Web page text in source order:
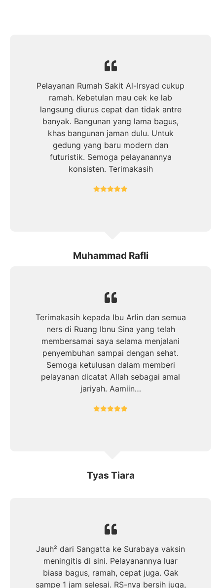
Pelayanan Rumah Sakit Al-Irsyad cukup
ramah. Kebetulan mau cek ke lab
langsung diurus cepat dan tidak antre
banyak. Bangunan yang lama bagus,
khas bangunan jaman dulu. Untuk
gedung yang baru modern dan
futuristik. Semoga pelayanannya
konsisten. Terimakasih
Muhammad Rafli
Terimakasih kepada Ibu Arlin dan semua
ners di Ruang Ibnu Sina yang telah
membersamai saya selama menjalani
penyembuhan sampai dengan sehat.
Semoga ketulusan dalam memberi
pelayanan dicatat Allah sebagai amal
jariyah. Aamiin…
Tyas Tiara
Jauh² dari Sangatta ke Surabaya vaksin
meningitis di sini. Pelayanannya luar
biasa bagus, ramah, cepat juga. Gak
sampe 1 jam selesai. RS-nya bersih juga,